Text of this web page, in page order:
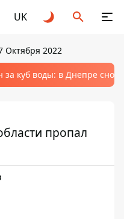
UK
Октября 2022
за куб воды: в Днепре
пропал